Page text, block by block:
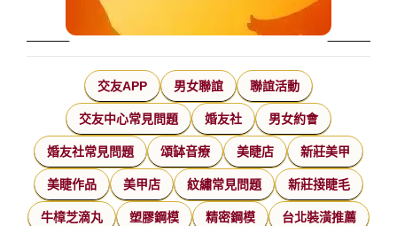
交友APP 男女聯誼 聯誼活動
交友中心常見問題 婚友社 男女約會
婚友社常見問題 頌缽音療 美睫店 新莊美甲
美睫作品 美甲店 紋繡常見問題 新莊接睫毛
牛樟芝滴丸 塑膠鋼模 精密鋼模 台北裝潢推薦